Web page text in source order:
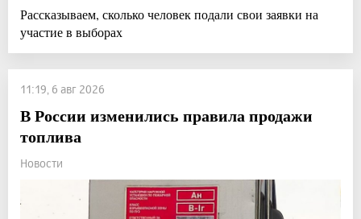
Рассказываем, сколько человек подали свои заявки на
участие в выборах
11:19, 6 авг 2026
В России изменились правила продажи
топлива
Новости